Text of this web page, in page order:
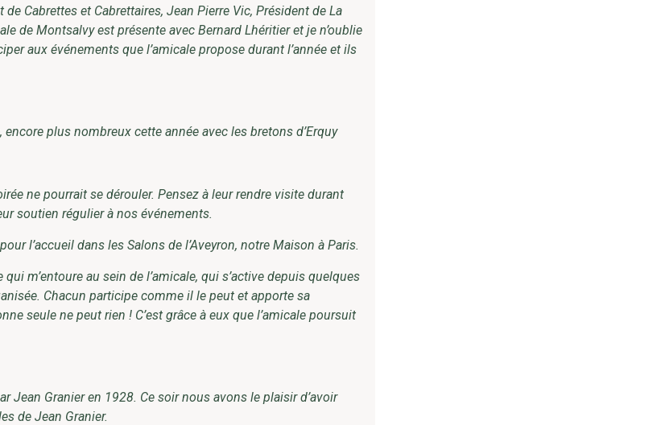
Cabrettes et Cabrettaires, Jean Pierre Vic, Président de La
de Montsalvy est présente avec Bernard Lhéritier et je n’oublie
aux événements que l’amicale propose durant l’année et ils
plus nombreux cette année avec les bretons d’Erquy
ne pourrait se dérouler. Pensez à leur rendre visite durant
soutien régulier à nos événements.
l’accueil dans les Salons de l’Aveyron, notre Maison à Paris.
qui m’entoure au sein de l’amicale, qui s’active depuis quelques
Chacun participe comme il le peut et apporte sa
seule ne peut rien ! C’est grâce à eux que l’amicale poursuit
Jean Granier en 1928. Ce soir nous avons le plaisir d’avoir
de Jean Granier.